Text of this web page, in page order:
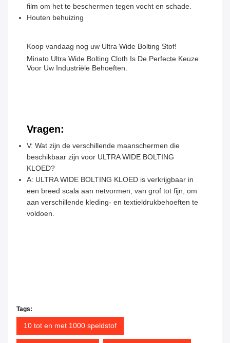
film om het te beschermen tegen vocht en schade.
Houten behuizing
Koop vandaag nog uw Ultra Wide Bolting Stof!
Minato Ultra Wide Bolting Cloth Is De Perfecte Keuze
Voor Uw Industriële Behoeften.
Vragen:
V: Wat zijn de verschillende maanschermen die
beschikbaar zijn voor ULTRA WIDE BOLTING
KLOED?
A: ULTRA WIDE BOLTING KLOED is verkrijgbaar in
een breed scala aan netvormen, van grof tot fijn, om
aan verschillende kleding- en textieldrukbehoeften te
voldoen.
Tags:
10 tot en met 1000 speldstof